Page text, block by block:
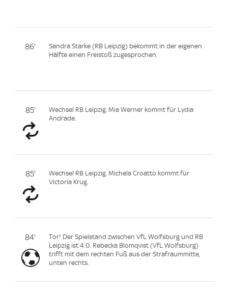
86'
Sandra Starke (RB Leipzig) bekommt in der eigenen
Hälfte einen Freistoß zugesprochen.
85'
Wechsel RB Leipzig. Mia Werner kommt für Lydia
Andrade.
85'
Wechsel RB Leipzig. Michela Croatto kommt für
Victoria Krug.
84'
Tor! Der Spielstand zwischen VfL Wolfsburg und RB
Leipzig ist 4:0. Rebecka Blomqvist (VfL Wolfsburg)
trifft mit dem rechten Fuß aus der Strafraummitte,
unten rechts.